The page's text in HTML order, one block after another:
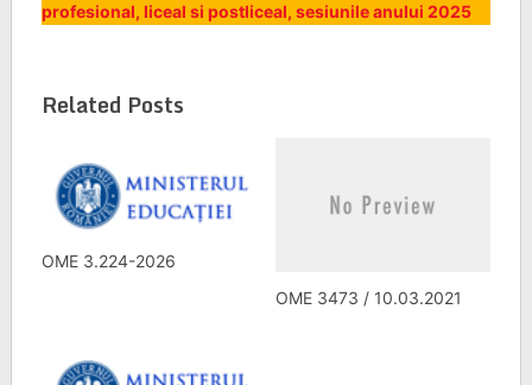
profesional, liceal si postliceal, sesiunile anului 2025
Related Posts
OME 3.224-2026
OME 3473 / 10.03.2021